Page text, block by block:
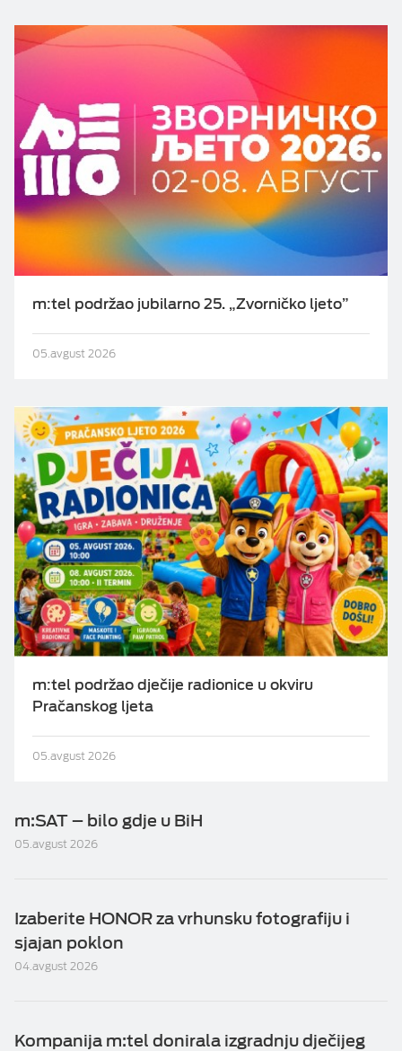
m:tel podržao jubilarno 25. „Zvorničko ljeto”
05.avgust 2026
m:tel podržao dječije radionice u okviru
Pračanskog ljeta
05.avgust 2026
m:SAT – bilo gdje u BiH
05.avgust 2026
Izaberite HONOR za vrhunsku fotografiju i
sjajan poklon
04.avgust 2026
Kompanija m:tel donirala izgradnju dječijeg